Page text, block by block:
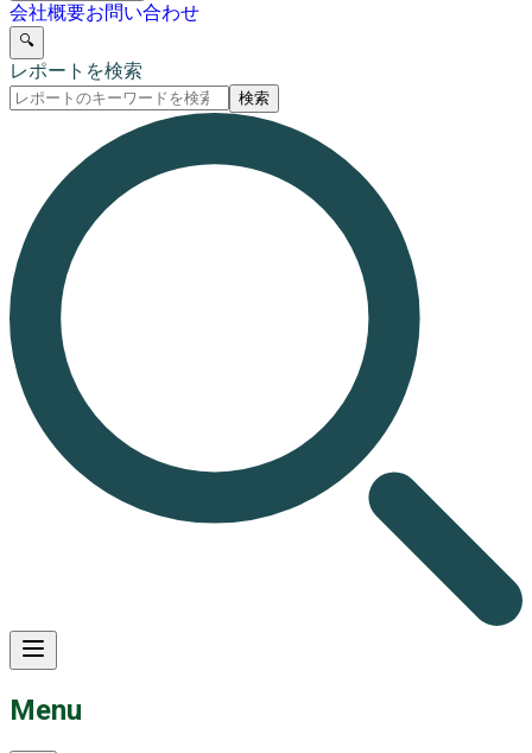
会社概要お問い合わせ
🔍
レポートを検索
検索
Menu